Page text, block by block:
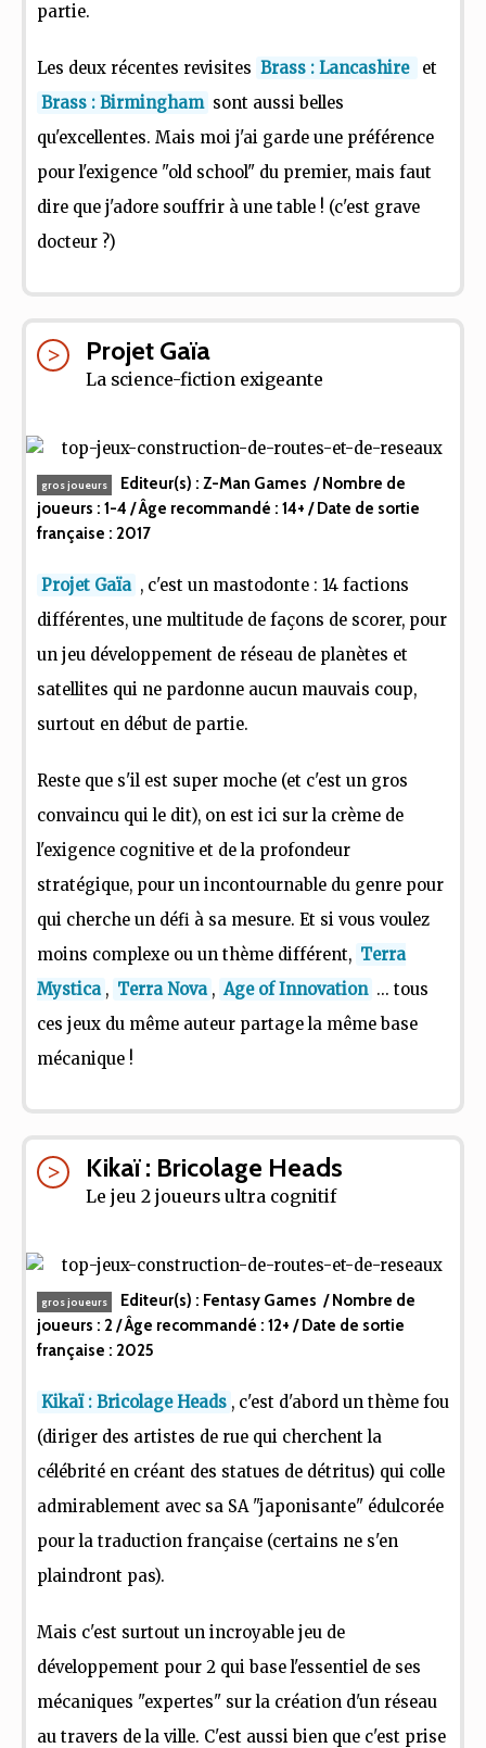
partie.
Les deux récentes revisites Brass : Lancashire
et
Brass : Birmingham sont aussi belles
qu'excellentes. Mais moi j'ai garde une préférence
pour l'exigence "old school" du premier, mais faut
dire que j'adore souffrir à une table ! (c'est grave
docteur ?)
Projet Gaïa
La science-fiction exigeante
gros joueurs Editeur(s) : Z-Man Games / Nombre de
joueurs : 1-4 / Âge recommandé : 14+ / Date de sortie
française : 2017
Projet Gaïa , c'est un mastodonte : 14 factions
différentes, une multitude de façons de scorer, pour
un jeu développement de réseau de planètes et
satellites qui ne pardonne aucun mauvais coup,
surtout en début de partie.
Reste que s'il est super moche (et c'est un gros
convaincu qui le dit), on est ici sur la crème de
l'exigence cognitive et de la profondeur
stratégique, pour un incontournable du genre pour
qui cherche un défi à sa mesure. Et si vous voulez
moins complexe ou un thème différent, Terra
Mystica , Terra Nova , Age of Innovation ... tous
ces jeux du même auteur partage la même base
mécanique !
Kikaï : Bricolage Heads
Le jeu 2 joueurs ultra cognitif
gros joueurs Editeur(s) : Fentasy Games / Nombre de
joueurs : 2 / Âge recommandé : 12+ / Date de sortie
française : 2025
Kikaï : Bricolage Heads , c'est d'abord un thème fou
(diriger des artistes de rue qui cherchent la
célébrité en créant des statues de détritus) qui colle
admirablement avec sa SA "japonisante" édulcorée
pour la traduction française (certains ne s'en
plaindront pas).
Mais c'est surtout un incroyable jeu de
développement pour 2 qui base l'essentiel de ses
mécaniques "expertes" sur la création d'un réseau
au travers de la ville. C'est aussi bien que c'est prise